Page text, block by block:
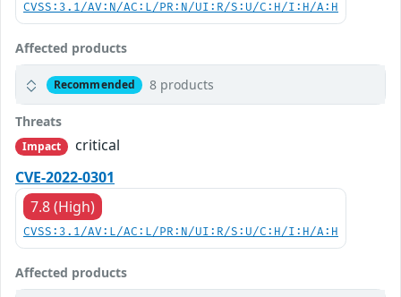
CVSS:3.1/AV:N/AC:L/PR:N/UI:R/S:U/C:H/I:H/A:H
Affected products
Recommended 8 products
Threats
Impact
critical
CVE-2022-0301
7.8 (High)
CVSS:3.1/AV:L/AC:L/PR:N/UI:R/S:U/C:H/I:H/A:H
Affected products